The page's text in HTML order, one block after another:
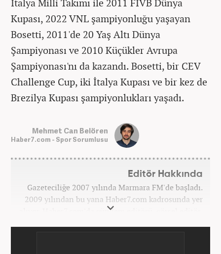
Kupası, 2022 VNL şampiyonluğu yaşayan
Bosetti, 2011'de 20 Yaş Altı Dünya
Şampiyonası ve 2010 Küçükler Avrupa
Şampiyonası'nı da kazandı. Bosetti, bir CEV
Challenge Cup, iki İtalya Kupası ve bir kez de
Brezilya Kupası şampiyonlukları yaşadı.
Mehmet Can Belören
Haber7.com - Spor Sorumlusu
Editör Hakkında
Gazeteciliğe 2007 yılında Marmara FM'de başladı.
2009 yılından bu yana Haber7.com kadrosunda yer
alıyor. Haber7.com'da gündem editörü, görsel editör,